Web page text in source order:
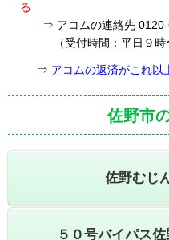
る
⇒ アコムの連絡先 0120-
（受付時間：平日９時〜
⇒ アコムの返済がこれ以
佐野市
佐野むじ
５０号バイパス